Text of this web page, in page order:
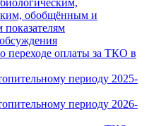
обобщённым и
показателям
переходе оплаты за ТКО в
периоду 2025-
периоду 2026-